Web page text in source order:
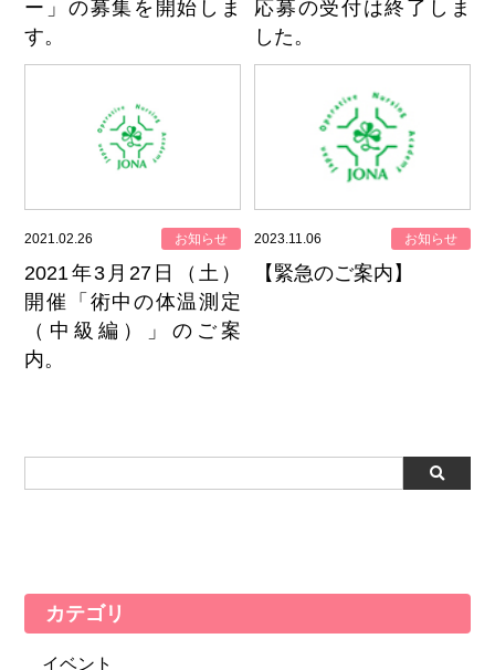
ー」の募集を開始しま
す。
応募の受付は終了しま
した。
2021.02.26 お知らせ
2021年3月27日（土）
開催「術中の体温測定
（中級編）」のご案
内。
2023.11.06 お知らせ
【緊急のご案内】
カテゴリ
イベント